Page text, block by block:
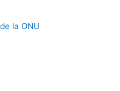
la ONU